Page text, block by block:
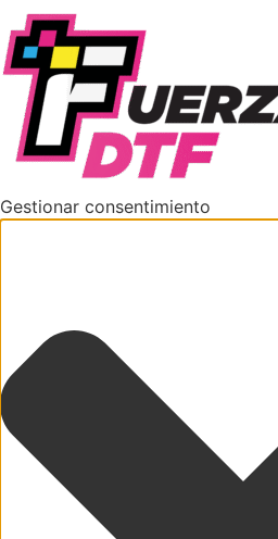
Gestionar consentimiento